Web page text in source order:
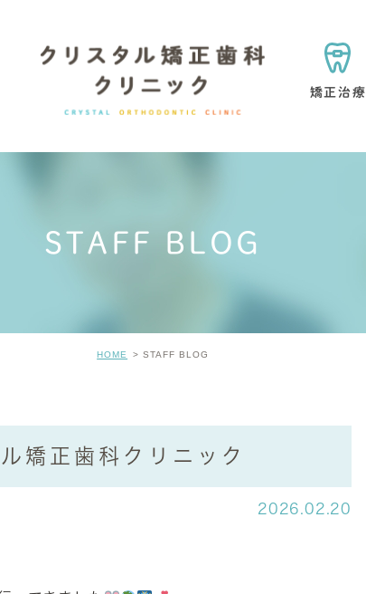
矯正治療
の目的・考え方 矯正専門医院を選ぶ理由
ース型矯正歯科 小児矯正
STAFF BLOG
HOME STAFF BLOG
矯正歯科クリニック
2026.02.20